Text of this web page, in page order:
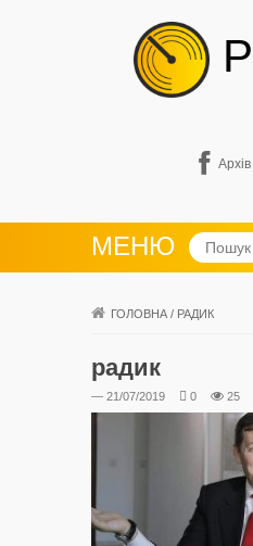
МЕНЮ
ГОЛОВНА / РАДИК
радик
— 21/07/2019 0 25